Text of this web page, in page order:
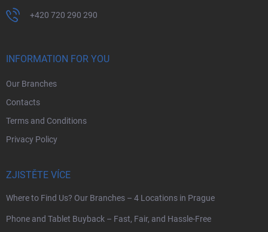
+420 720 290 290
INFORMATION FOR YOU
Our Branches
Contacts
Terms and Conditions
Privacy Policy
ZJISTĚTE VÍCE
Where to Find Us? Our Branches – 4 Locations in Prague
Phone and Tablet Buyback – Fast, Fair, and Hassle-Free